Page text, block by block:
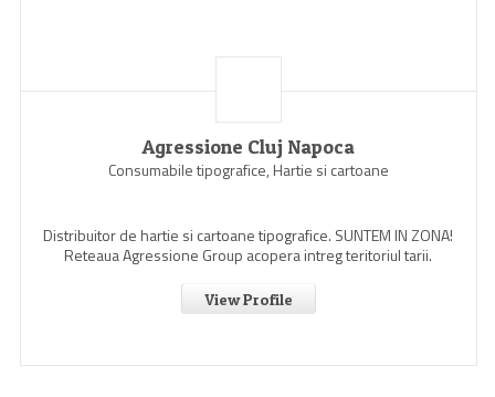
Agressione Cluj Napoca
Consumabile tipografice, Hartie si cartoane
Distribuitor de hartie si cartoane tipografice. SUNTEM IN ZONA!
Reteaua Agressione Group acopera intreg teritoriul tarii.
View Profile